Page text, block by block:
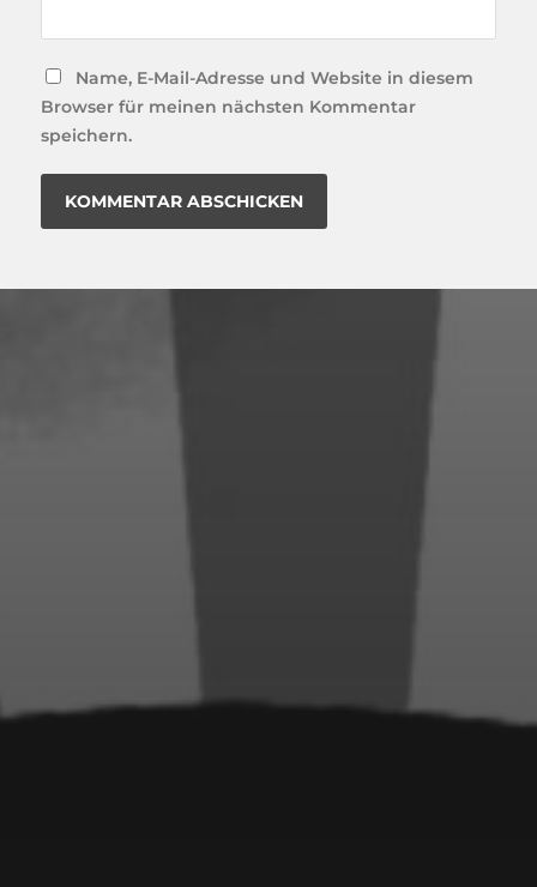
Name, E-Mail-Adresse und Website in diesem
Browser für meinen nächsten Kommentar
speichern.
GRÜSSE AUS N